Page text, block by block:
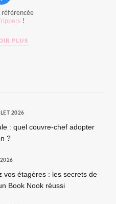
référencée
!
PLUS
2026
: quel couvre-chef adopter
?
vos étagères : les secrets de
Book Nook réussi